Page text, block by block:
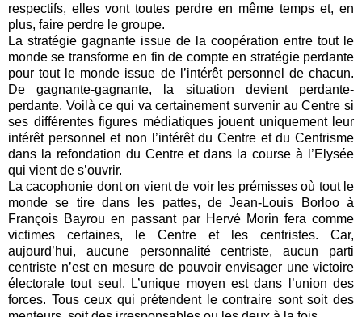
respectifs, elles vont toutes perdre en même temps et, en
plus, faire perdre le groupe.
La stratégie gagnante issue de la coopération entre tout le
monde se transforme en fin de compte en stratégie perdante
pour tout le monde issue de l’intérêt personnel de chacun.
De gagnante-gagnante, la situation devient perdante-
perdante. Voilà ce qui va certainement survenir au Centre si
ses différentes figures médiatiques jouent uniquement leur
intérêt personnel et non l’intérêt du Centre et du Centrisme
dans la refondation du Centre et dans la course à l’Elysée
qui vient de s’ouvrir.
La cacophonie dont on vient de voir les prémisses où tout le
monde se tire dans les pattes, de Jean-Louis Borloo à
François Bayrou en passant par Hervé Morin fera comme
victimes certaines, le Centre et les centristes. Car,
aujourd’hui, aucune personnalité centriste, aucun parti
centriste n’est en mesure de pouvoir envisager une victoire
électorale tout seul. L’unique moyen est dans l’union des
forces. Tous ceux qui prétendent le contraire sont soit des